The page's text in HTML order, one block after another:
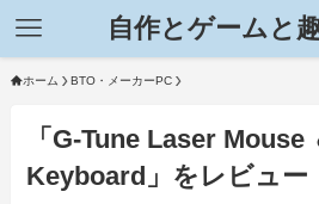
自作とゲームと
ホーム BTO・メーカーPC
「G-Tune Laser Mouse
Keyboard」をレビュー